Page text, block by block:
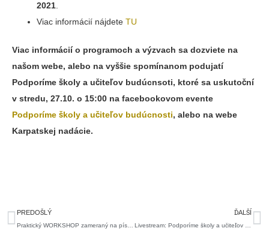
2021
Viac informácií nájdete TU
Viac informácií o programoch a výzvach sa dozviete na
našom webe, alebo na vyššie spomínanom podujatí
Podporíme školy a učiteľov budúcnsoti, ktoré sa uskutoční
v stredu, 27.10. o 15:00 na facebookovom evente
Podporíme školy a učiteľov budúcnosti, alebo na webe
Karpatskej nadácie.
Prev
PREDOŠLÝ ĎALŠÍ